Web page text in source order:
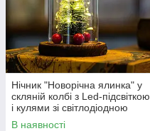
Нічник "Новорічна ялинка" у
скляній колбі з Led-підсвіткою
і кулями зі світлодіодною
гірляндою
В наявності